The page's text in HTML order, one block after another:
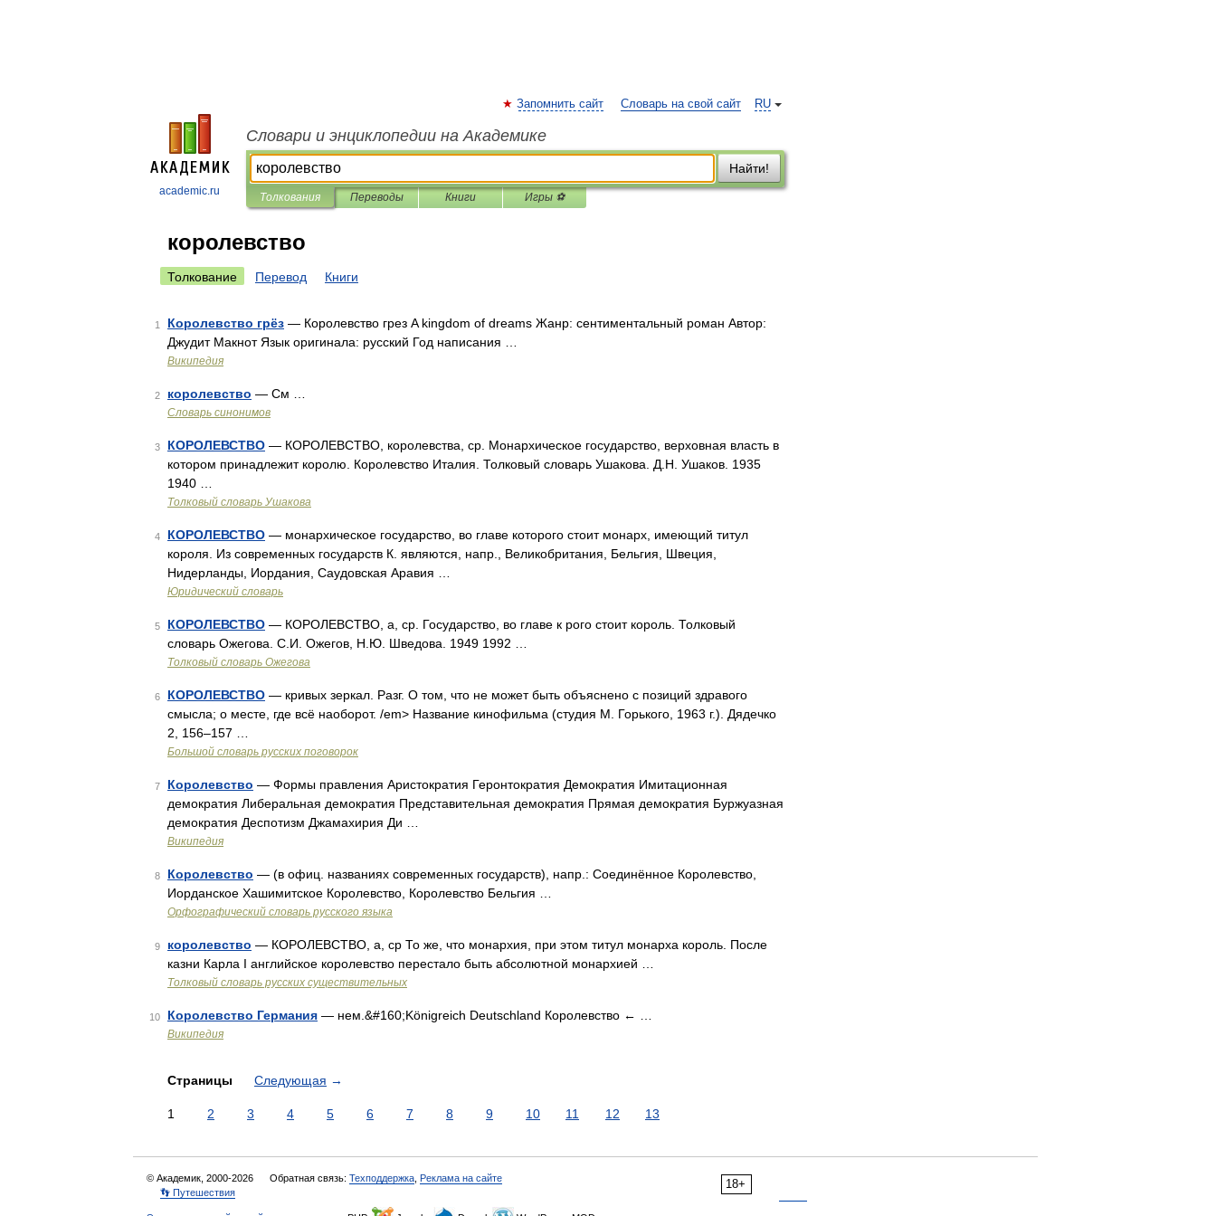
academic.ru
RU
Запомнить сайт Словарь на свой сайт
Словари и энциклопедии на Академике
Найти!
Толкования Переводы Книги Игры ⚽
королевство
Толкование Перевод Книги
1 Королевство грёз — Королевство грез A kingdom of dreams Жанр: сентиментальный роман Автор:
Джудит Макнот Язык оригинала: русский Год написания …
Википедия
2 королевство — См …
Словарь синонимов
3 КОРОЛЕВСТВО — КОРОЛЕВСТВО, королевства, ср. Монархическое государство, верховная власть в
котором принадлежит королю. Королевство Италия. Толковый словарь Ушакова. Д.Н. Ушаков. 1935
1940 …
Толковый словарь Ушакова
4 КОРОЛЕВСТВО — монархическое государство, во главе которого стоит монарх, имеющий титул
короля. Из современных государств К. являются, напр., Великобритания, Бельгия, Швеция,
Нидерланды, Иордания, Саудовская Аравия …
Юридический словарь
5 КОРОЛЕВСТВО — КОРОЛЕВСТВО, а, ср. Государство, во главе к рого стоит король. Толковый
словарь Ожегова. С.И. Ожегов, Н.Ю. Шведова. 1949 1992 …
Толковый словарь Ожегова
6 КОРОЛЕВСТВО — кривых зеркал. Разг. О том, что не может быть объяснено с позиций здравого
смысла; о месте, где всё наоборот. /em> Название кинофильма (студия М. Горького, 1963 г.). Дядечко
2, 156–157 …
Большой словарь русских поговорок
7 Королевство — Формы правления Аристократия Геронтократия Демократия Имитационная
демократия Либеральная демократия Представительная демократия Прямая демократия Буржуазная
демократия Деспотизм Джамахирия Ди …
Википедия
8 Королевство — (в офиц. названиях современных государств), напр.: Соединённое Королевство,
Иорданское Хашимитское Королевство, Королевство Бельгия …
Орфографический словарь русского языка
9 королевство — КОРОЛЕВСТВО, а, ср То же, что монархия, при этом титул монарха король. После
казни Карла I английское королевство перестало быть абсолютной монархией …
Толковый словарь русских существительных
10 Королевство Германия — нем.&#160;Königreich Deutschland Королевство ← …
Википедия
Страницы Следующая →
1 2 3 4 5 6 7 8 9 10 11 12 13
18+
© Академик, 2000-2026 Обратная связь: Техподдержка Реклама на сайте
👣 Путешествия